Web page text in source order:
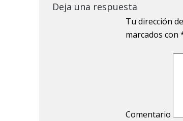
Deja una respuesta
Tu dirección
marcados con
Comentario